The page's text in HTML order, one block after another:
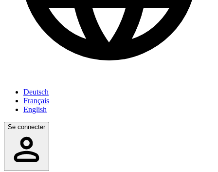
Deutsch
Français
English
Se connecter